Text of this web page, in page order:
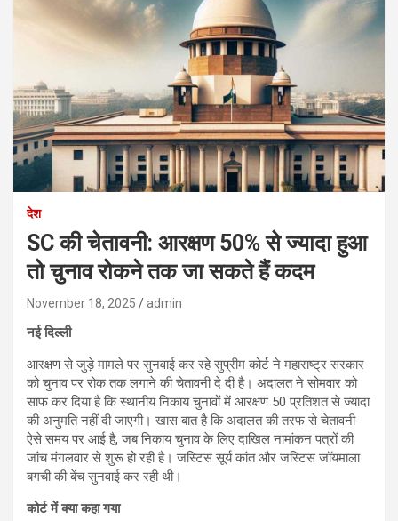
देश
SC की चेतावनी: आरक्षण 50% से ज्यादा हुआ
तो चुनाव रोकने तक जा सकते हैं कदम
November 18, 2025 admin
नई दिल्ली
आरक्षण से जुड़े मामले पर सुनवाई कर रहे सुप्रीम कोर्ट ने महाराष्ट्र सरकार
को चुनाव पर रोक तक लगाने की चेतावनी दे दी है। अदालत ने सोमवार को
साफ कर दिया है कि स्थानीय निकाय चुनावों में आरक्षण 50 प्रतिशत से ज्यादा
की अनुमति नहीं दी जाएगी। खास बात है कि अदालत की तरफ से चेतावनी
ऐसे समय पर आई है, जब निकाय चुनाव के लिए दाखिल नामांकन पत्रों की
जांच मंगलवार से शुरू हो रही है। जस्टिस सूर्य कांत और जस्टिस जॉयमाला
बगची की बेंच सुनवाई कर रही थी।
कोर्ट में क्या कहा गया